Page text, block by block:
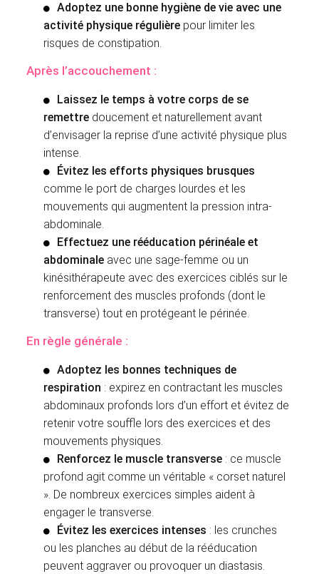
Adoptez une bonne hygiène de vie avec une
activité physique régulière pour limiter les
risques de constipation.
Après l’accouchement :
Laissez le temps à votre corps de se
remettre doucement et naturellement avant
d’envisager la reprise d’une activité physique plus
intense.
Évitez les efforts physiques brusques
comme le port de charges lourdes et les
mouvements qui augmentent la pression intra-
abdominale.
Effectuez une rééducation périnéale et
abdominale avec une sage-femme ou un
kinésithérapeute avec des exercices ciblés sur le
renforcement des muscles profonds (dont le
transverse) tout en protégeant le périnée.
En règle générale :
Adoptez les bonnes techniques de
respiration : expirez en contractant les muscles
abdominaux profonds lors d’un effort et évitez de
retenir votre souffle lors des exercices et des
mouvements physiques.
Renforcez le muscle transverse : ce muscle
profond agit comme un véritable « corset naturel
». De nombreux exercices simples aident à
engager le transverse.
Évitez les exercices intenses : les crunches
ou les planches au début de la rééducation
peuvent aggraver ou provoquer un diastasis.